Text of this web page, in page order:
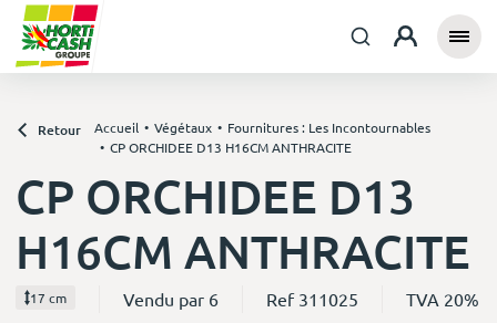
Retour Accueil Végétaux
Fournitures : Les Incontournables
CP ORCHIDEE D13 H16CM ANTHRACITE
CP ORCHIDEE D13
H16CM ANTHRACITE
17 cm Vendu par 6 Ref 311025 TVA 20%